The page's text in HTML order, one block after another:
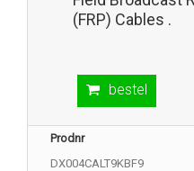
(FRP) Cables .
bestel
Prodnr
DX004CALT9KBF9